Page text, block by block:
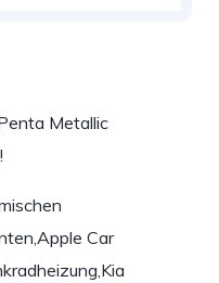
Metallic
Car